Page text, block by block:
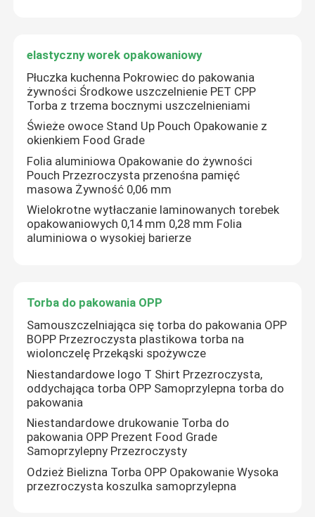
elastyczny worek opakowaniowy
Płuczka kuchenna Pokrowiec do pakowania
żywności Środkowe uszczelnienie PET CPP
Torba z trzema bocznymi uszczelnieniami
Świeże owoce Stand Up Pouch Opakowanie z
okienkiem Food Grade
Folia aluminiowa Opakowanie do żywności
Pouch Przezroczysta przenośna pamięć
masowa Żywność 0,06 mm
Wielokrotne wytłaczanie laminowanych torebek
opakowaniowych 0,14 mm 0,28 mm Folia
aluminiowa o wysokiej barierze
Torba do pakowania OPP
Samouszczelniająca się torba do pakowania OPP
BOPP Przezroczysta plastikowa torba na
wiolonczelę Przekąski spożywcze
Niestandardowe logo T Shirt Przezroczysta,
oddychająca torba OPP Samoprzylepna torba do
pakowania
Niestandardowe drukowanie Torba do
pakowania OPP Prezent Food Grade
Samoprzylepny Przezroczysty
Odzież Bielizna Torba OPP Opakowanie Wysoka
przezroczysta koszulka samoprzylepna